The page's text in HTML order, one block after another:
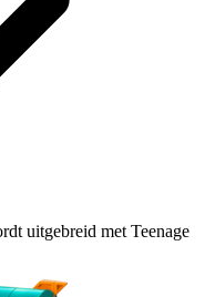
uitgebreid met Teenage